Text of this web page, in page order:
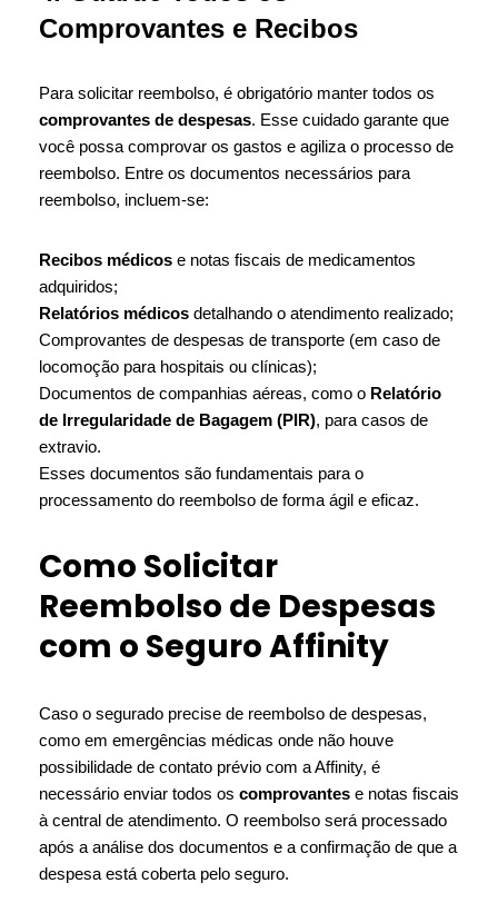
Comprovantes e Recibos
Para solicitar reembolso, é obrigatório manter todos os
comprovantes de despesas. Esse cuidado garante que
você possa comprovar os gastos e agiliza o processo de
reembolso. Entre os documentos necessários para
reembolso, incluem-se:
Recibos médicos e notas fiscais de medicamentos
adquiridos;
Relatórios médicos detalhando o atendimento realizado;
Comprovantes de despesas de transporte (em caso de
locomoção para hospitais ou clínicas);
Documentos de companhias aéreas, como o Relatório
de Irregularidade de Bagagem (PIR), para casos de
extravio.
Esses documentos são fundamentais para o
processamento do reembolso de forma ágil e eficaz.
Como Solicitar
Reembolso de Despesas
com o Seguro Affinity
Caso o segurado precise de reembolso de despesas,
como em emergências médicas onde não houve
possibilidade de contato prévio com a Affinity, é
necessário enviar todos os comprovantes e notas fiscais
à central de atendimento. O reembolso será processado
após a análise dos documentos e a confirmação de que a
despesa está coberta pelo seguro.